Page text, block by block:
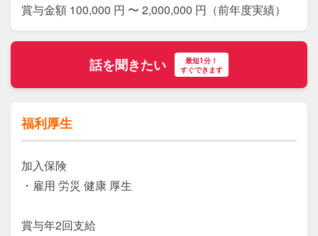
賞与金額 100,000 円 〜 2,000,000 円（前年度実績）
話を聞きたい
最短1分！
すぐできます
福利厚生
加入保険
・雇用 労災 健康 厚生